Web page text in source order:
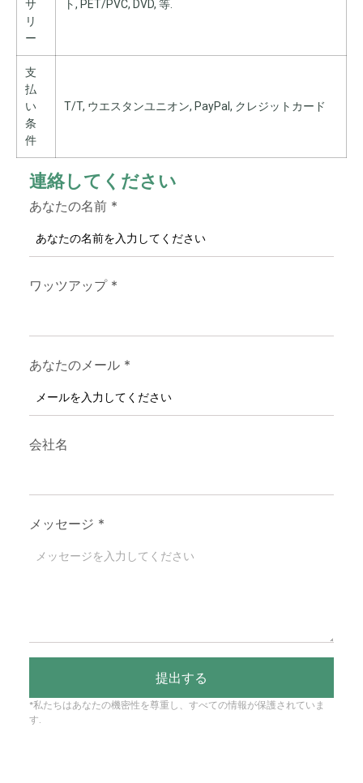
サ
リ
ー
ト, PET/PVC, DVD, 等.
支
払
い
条
件
T/T, ウエスタンユニオン, PayPal, クレジットカード
連絡してください
あなたの名前 *
ワッツアップ *
あなたのメール *
会社名
メッセージ *
提出する
*私たちはあなたの機密性を尊重し、すべての情報が保護されていま
す.